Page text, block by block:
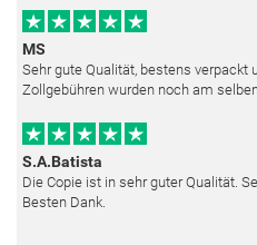
MS
Sehr gute Qualität, bestens verpackt
Zollgebühren wurden noch am
S.A.Batista
Die Copie ist in sehr guter Qualität. Sehr zufrieden. Schnelle Lieferung.
Besten Dank.